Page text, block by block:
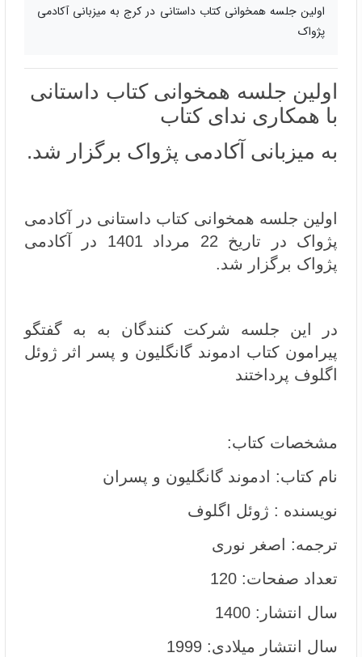
اولین جلسه همخوانی کتاب داستانی در کرج به میزبانی آکادمی
پژواک
اولین جلسه همخوانی کتاب داستانی
با همکاری ندای کتاب
به میزبانی آکادمی پژواک برگزار شد.
اولین جلسه همخوانی کتاب داستانی در آکادمی
پژواک در تاریخ 22 مرداد 1401 در آکادمی
پژواک برگزار شد.
در این جلسه شرکت کنندگان به به گفتگو
پیرامون کتاب ادموند گانگلیون و پسر اثر ژوئل
اگلوف پرداختند
مشخصات کتاب:
نام کتاب: ادموند گانگلیون و پسران
نویسنده : ژوئل اگلوف
ترجمه: اصغر نوری
تعداد صفحات: 120
سال انتشار: 1400
سال انتشار میلادی: 1999